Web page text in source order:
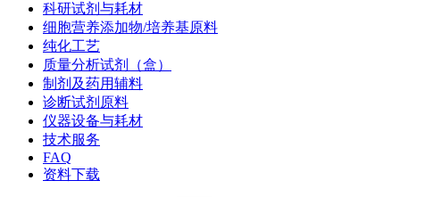
科研试剂与耗材
细胞营养添加物/培养基原料
纯化工艺
质量分析试剂（盒）
制剂及药用辅料
诊断试剂原料
仪器设备与耗材
技术服务
FAQ
资料下载